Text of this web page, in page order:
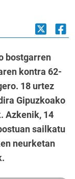
bostgarren
kontra 62-
18 urtez
Gipuzkoako
Azkenik, 14
sailkatu
neurketan